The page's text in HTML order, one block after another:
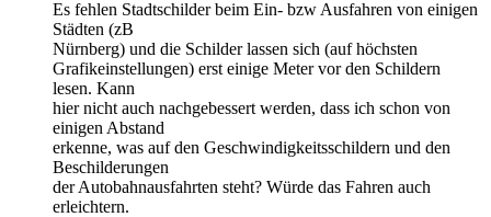
Es fehlen Stadtschilder beim Ein- bzw Ausfahren von einigen
Städten (zB
Nürnberg) und die Schilder lassen sich (auf höchsten
Grafikeinstellungen) erst einige Meter vor den Schildern
lesen. Kann
hier nicht auch nachgebessert werden, dass ich schon von
einigen Abstand
erkenne, was auf den Geschwindigkeitsschildern und den
Beschilderungen
der Autobahnausfahrten steht? Würde das Fahren auch
erleichtern.